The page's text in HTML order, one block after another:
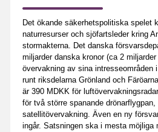
Det ökande säkerhetspolitiska spelet
naturresurser och sjöfartsleder kring
stormakterna. Det danska
miljarder danska kronor (ca 2
övervakning av sina intresseområden
runt riksdelarna Grönland och
är 390 MDKK för
för två större spanande
satellitövervakning. Även en ny
ingår. Satsningen ska i mesta möjliga